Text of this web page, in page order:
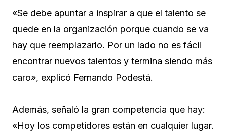
«Se debe apuntar a inspirar a que el talento se
quede en la organización porque cuando se va
hay que reemplazarlo. Por un lado no es fácil
encontrar nuevos talentos y termina siendo más
caro», explicó Fernando Podestá.
Además, señaló la gran competencia que hay:
«Hoy los competidores están en cualquier lugar.